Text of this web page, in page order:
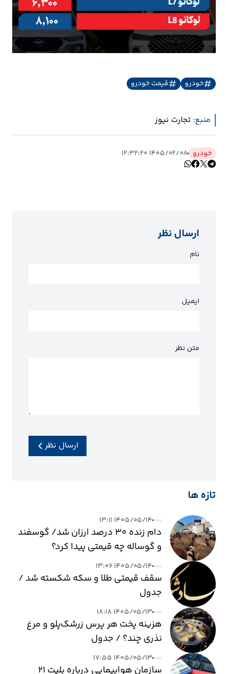
خودرو قیمت خودرو
منبع: تجارت نیوز
خودرو ۱۴۰۵/۰۲/۰۸ ۱۲:۳۲:۲۰
ارسال نظر
نام
ایمیل
متن نظر
ارسال نظر
تازه ها
۱۴۰۵/۰۵/۱۴ ۱۳:۱۱
دام زنده ۳۰ درصد ارزان شد/ گوسفند
و گوساله چه قیمتی پیدا کرد؟
۱۴۰۵/۰۵/۱۴ ۱۳:۰۶
سقف قیمتی طلا و سکه شکسته شد /
جدول
۱۴۰۵/۰۵/۱۳ ۱۸:۱۸
هزینه پخت هر پرس زرشک‌پلو و مرغ
نذری چند؟ / جدول
۱۴۰۵/۰۵/۱۳ ۱۷:۵۵
سازمان هواپیمایی درباره بلیت ۲۱